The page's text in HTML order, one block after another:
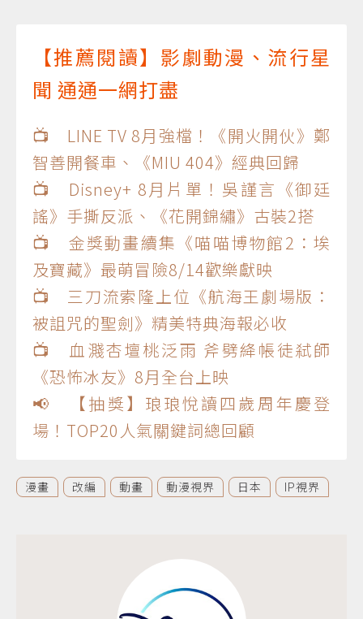
【推薦閱讀】影劇動漫、流行星
聞 通通一網打盡
📺 LINE TV 8月強檔！《開火開伙》鄭
智善開餐車、《MIU 404》經典回歸
📺 Disney+ 8月片單！吳謹言《御廷
謠》手撕反派、《花開錦繡》古裝2搭
📺 金獎動畫續集《喵喵博物館2：埃
及寶藏》最萌冒險8/14歡樂獻映
📺 三刀流索隆上位《航海王劇場版：
被詛咒的聖劍》精美特典海報必收
📺 血濺杏壇桃泛雨 斧劈絳帳徒弒師
《恐怖冰友》8月全台上映
📢 【抽獎】琅琅悅讀四歲周年慶登
場！TOP20人氣關鍵詞總回顧
漫畫 改編 動畫 動漫視界 日本 IP視界